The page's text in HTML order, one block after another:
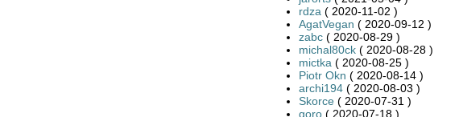
rdza ( 2020-11-02 )
AgatVegan ( 2020-09-12 )
zabc( 2020-08-29 )
michal80ck( 2020-08-28 )
mictka ( 2020-08-25 )
Piotr Okn ( 2020-08-14 )
archi194( 2020-08-03 )
Skorce( 2020-07-31 )
goro( 2020-07-18 )